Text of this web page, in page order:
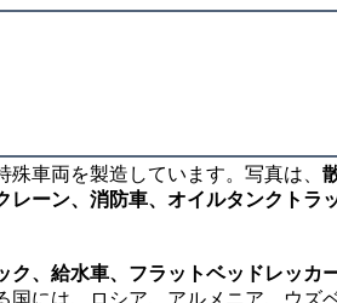
車両を製造しています。写真は、
ーン、消防車、オイルタンクトラ
ク、給水車、フラットベッドレッカ